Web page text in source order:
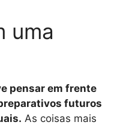
uma
pensar em frente
futuros
As coisas mais